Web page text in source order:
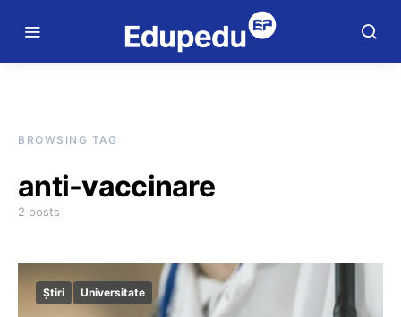
BROWSING TAG
anti-vaccinare
2 posts
Știri Universitate